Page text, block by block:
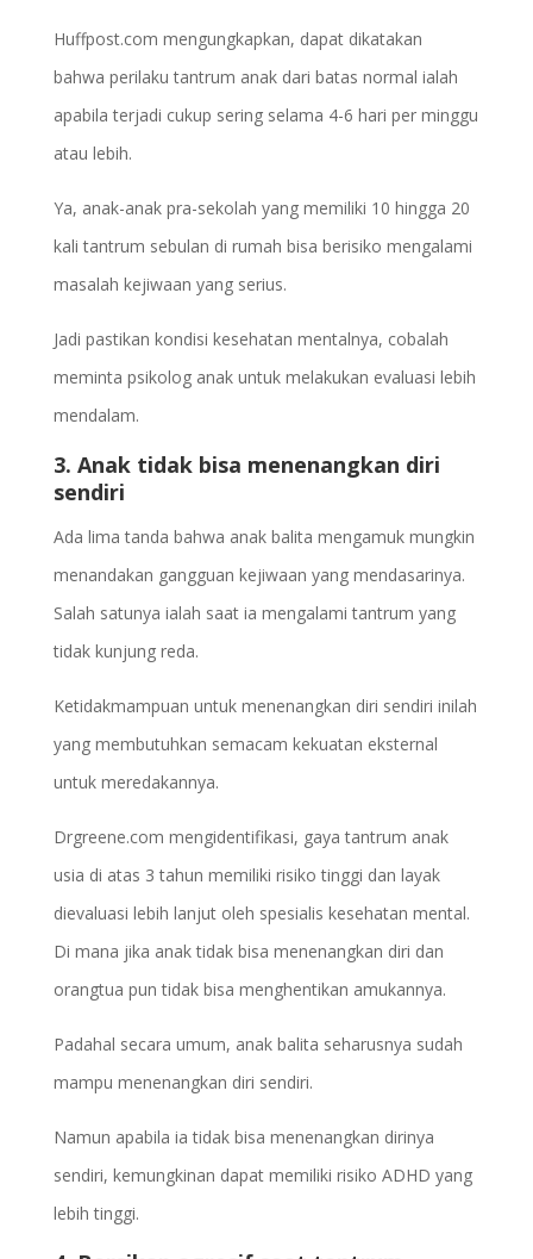
Huffpost.com mengungkapkan, dapat dikatakan
bahwa perilaku tantrum anak dari batas normal ialah
apabila terjadi cukup sering selama 4-6 hari per minggu
atau lebih.
Ya, anak-anak pra-sekolah yang memiliki 10 hingga 20
kali tantrum sebulan di rumah bisa berisiko mengalami
masalah kejiwaan yang serius.
Jadi pastikan kondisi kesehatan mentalnya, cobalah
meminta psikolog anak untuk melakukan evaluasi lebih
mendalam.
3. Anak tidak bisa menenangkan diri
sendiri
Ada lima tanda bahwa anak balita mengamuk mungkin
menandakan gangguan kejiwaan yang mendasarinya.
Salah satunya ialah saat ia mengalami tantrum yang
tidak kunjung reda.
Ketidakmampuan untuk menenangkan diri sendiri inilah
yang membutuhkan semacam kekuatan eksternal
untuk meredakannya.
Drgreene.com mengidentifikasi, gaya tantrum anak
usia di atas 3 tahun memiliki risiko tinggi dan layak
dievaluasi lebih lanjut oleh spesialis kesehatan mental.
Di mana jika anak tidak bisa menenangkan diri dan
orangtua pun tidak bisa menghentikan amukannya.
Padahal secara umum, anak balita seharusnya sudah
mampu menenangkan diri sendiri.
Namun apabila ia tidak bisa menenangkan dirinya
sendiri, kemungkinan dapat memiliki risiko ADHD yang
lebih tinggi.